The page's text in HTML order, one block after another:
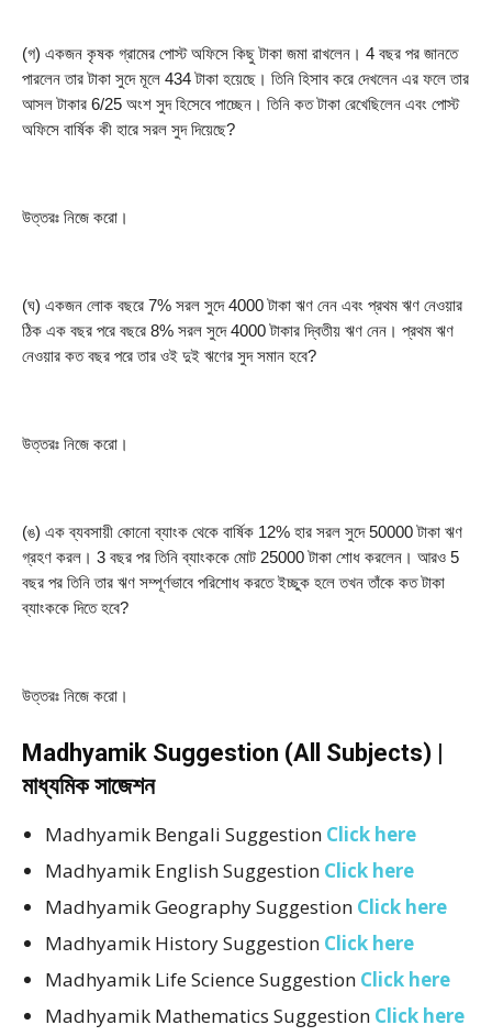
(গ) একজন কৃষক গ্রামের পোস্ট অফিসে কিছু টাকা জমা রাখলেন। 4 বছর পর জানতে
পারলেন তার টাকা সুদে মূলে 434 টাকা হয়েছে। তিনি হিসাব করে দেখলেন এর ফলে তার
আসল টাকার 6/25 অংশ সুদ হিসেবে পাচ্ছেন। তিনি কত টাকা রেখেছিলেন এবং পোস্ট
অফিসে বার্ষিক কী হারে সরল সুদ দিয়েছে?
উত্তরঃ নিজে করো।
(ঘ) একজন লোক বছরে 7% সরল সুদে 4000 টাকা ঋণ নেন এবং প্রথম ঋণ নেওয়ার
ঠিক এক বছর পরে বছরে 8% সরল সুদে 4000 টাকার দ্বিতীয় ঋণ নেন। প্রথম ঋণ
নেওয়ার কত বছর পরে তার ওই দুই ঋণের সুদ সমান হবে?
উত্তরঃ নিজে করো।
(ঙ) এক ব্যবসায়ী কোনো ব্যাংক থেকে বার্ষিক 12% হার সরল সুদে 50000 টাকা ঋণ
গ্রহণ করল। 3 বছর পর তিনি ব্যাংককে মোট 25000 টাকা শোধ করলেন। আরও 5
বছর পর তিনি তার ঋণ সম্পূর্ণভাবে পরিশোধ করতে ইচ্ছুক হলে তখন তাঁকে কত টাকা
ব্যাংককে দিতে হবে?
উত্তরঃ নিজে করো।
Madhyamik Suggestion (All Subjects) |
মাধ্যমিক সাজেশন
Madhyamik Bengali Suggestion Click here
Madhyamik English Suggestion Click here
Madhyamik Geography Suggestion Click here
Madhyamik History Suggestion Click here
Madhyamik Life Science Suggestion Click here
Madhyamik Mathematics Suggestion Click here